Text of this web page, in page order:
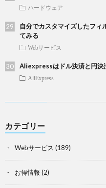
ハードウェア
自分でカスタマイズしたフィ
てみる
Webサービス
Aliexpressはドル決済と円決
AliExpress
カテゴリー
Webサービス (189)
お得情報 (2)